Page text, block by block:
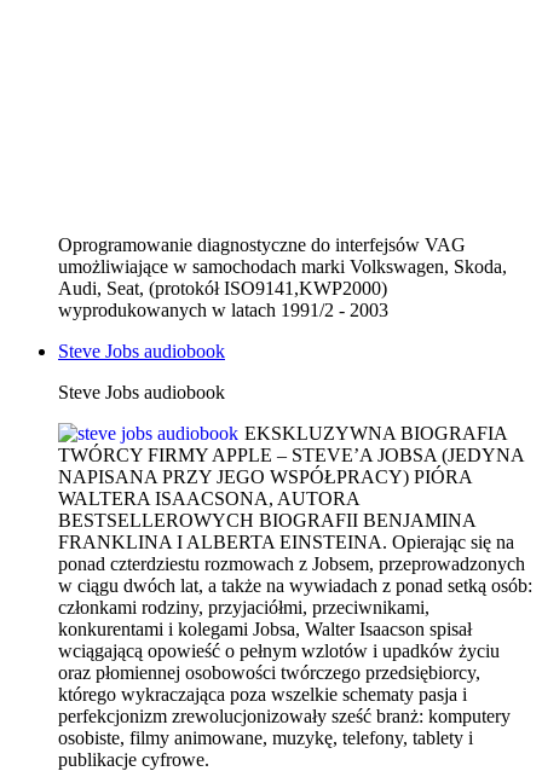
Oprogramowanie diagnostyczne do interfejsów VAG
umożliwiające w samochodach marki Volkswagen, Skoda,
Audi, Seat, (protokół ISO9141,KWP2000)
wyprodukowanych w latach 1991/2 - 2003
Steve Jobs audiobook
Steve Jobs audiobook
EKSKLUZYWNA BIOGRAFIA
TWÓRCY FIRMY APPLE – STEVE’A JOBSA (JEDYNA
NAPISANA PRZY JEGO WSPÓŁPRACY) PIÓRA
WALTERA ISAACSONA, AUTORA
BESTSELLEROWYCH BIOGRAFII BENJAMINA
FRANKLINA I ALBERTA EINSTEINA. Opierając się na
ponad czterdziestu rozmowach z Jobsem, przeprowadzonych
w ciągu dwóch lat, a także na wywiadach z ponad setką osób:
członkami rodziny, przyjaciółmi, przeciwnikami,
konkurentami i kolegami Jobsa, Walter Isaacson spisał
wciągającą opowieść o pełnym wzlotów i upadków życiu
oraz płomiennej osobowości twórczego przedsiębiorcy,
którego wykraczająca poza wszelkie schematy pasja i
perfekcjonizm zrewolucjonizowały sześć branż: komputery
osobiste, filmy animowane, muzykę, telefony, tablety i
publikacje cyfrowe.